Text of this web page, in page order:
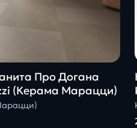
Про Догана
(Керама Марацци)